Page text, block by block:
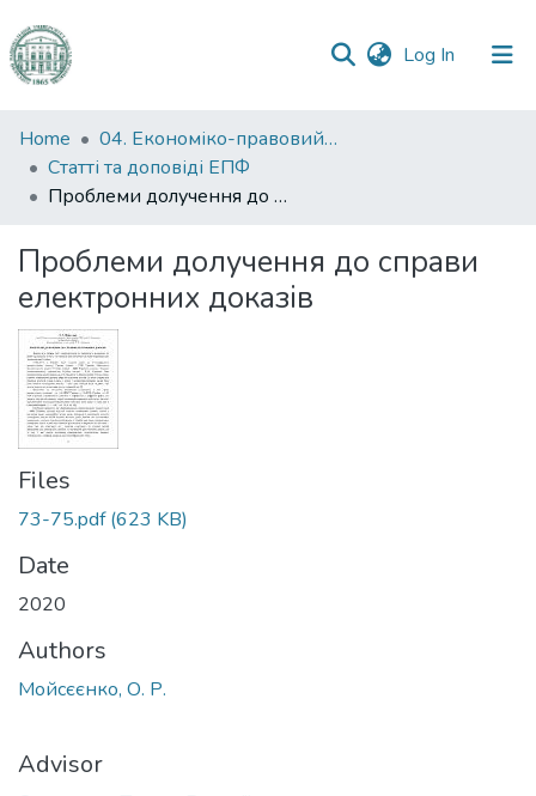
Log In (current)
Communities
&
Collections
Statistics
Home
04. Економіко-правовий факультет
Статті та доповіді ЕПФ
Проблеми долучення до справи електронних доказів
Проблеми долучення до справи
електронних доказів
Files
73-75.pdf(623 KB)
Date
2020
Authors
Мойсєєнко, О. Р.
Advisor